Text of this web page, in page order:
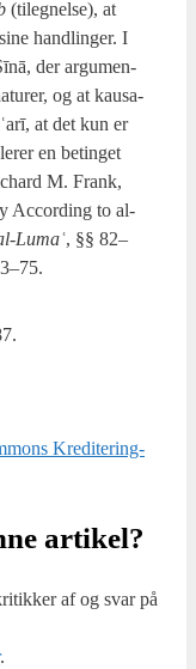
(til­eg­nel­se), at
handling­er. I
der argu­men­
og at kaus­a­
at det kun er
en betin­get
M. Frank,
Accor­ding to al-
Lumaʿ, §§ 82–
Kreditering-
artikel?
af og svar på
.